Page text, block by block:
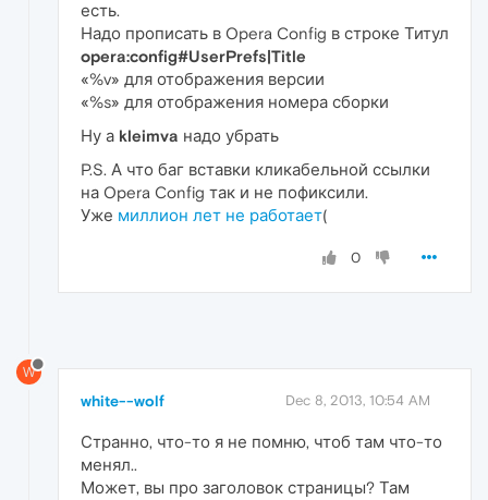
есть.
Надо прописать в Opera Config в строке Титул
opera:config#UserPrefs|Title
«%v» для отображения версии
«%s» для отображения номера сборки
Ну а kleimva надо убрать
P.S. А что баг вставки кликабельной ссылки
на Opera Config так и не пофиксили.
Уже миллион лет не работает(
0
W
white--wolf Dec 8, 2013, 10:54 AM
Странно, что-то я не помню, чтоб там что-то
менял..
Может, вы про заголовок страницы? Там